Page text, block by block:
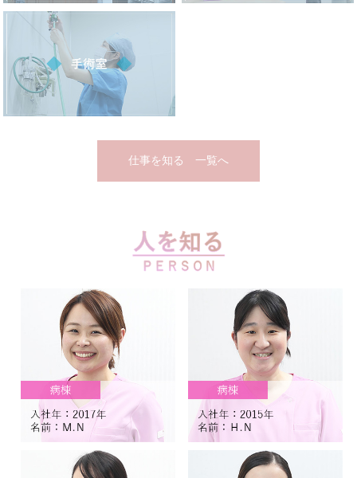
仕事を知る 一覧へ